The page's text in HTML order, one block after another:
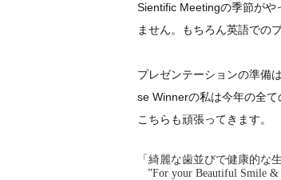
Sientific Meetingの季節がや
ません。もちろん英語での
プレゼンテーションの準備
se Winnerの私は今年の全
こちらも頑張ってきます。
「綺麗な歯並びで健康的な
”For your Beautiful Smile